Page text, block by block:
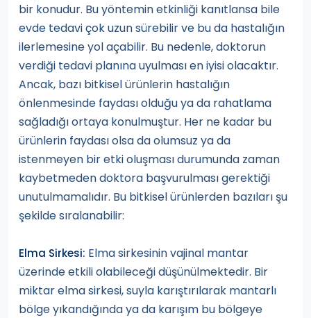
bir konudur. Bu yöntemin etkinliği kanıtlansa bile
evde tedavi çok uzun sürebilir ve bu da hastalığın
ilerlemesine yol açabilir. Bu nedenle, doktorun
verdiği tedavi planına uyulması en iyisi olacaktır.
Ancak, bazı bitkisel ürünlerin hastalığın
önlenmesinde faydası olduğu ya da rahatlama
sağladığı ortaya konulmuştur. Her ne kadar bu
ürünlerin faydası olsa da olumsuz ya da
istenmeyen bir etki oluşması durumunda zaman
kaybetmeden doktora başvurulması gerektiği
unutulmamalıdır. Bu bitkisel ürünlerden bazıları şu
şekilde sıralanabilir:
Elma Sirkesi: Elma sirkesinin vajinal mantar
üzerinde etkili olabileceği düşünülmektedir. Bir
miktar elma sirkesi, suyla karıştırılarak mantarlı
bölge yıkandığında ya da karışım bu bölgeye